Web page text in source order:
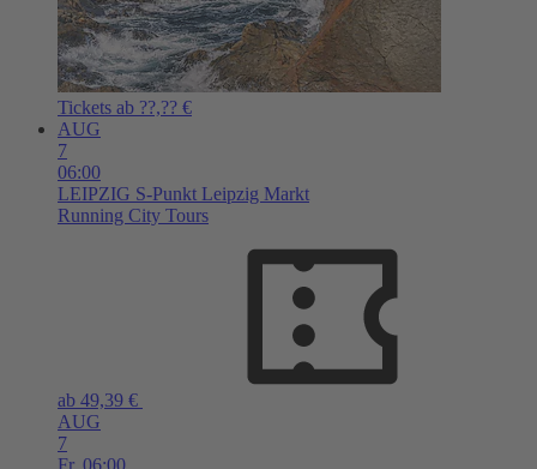
Tickets ab ??,?? €
AUG
7
06:00
LEIPZIG S-Punkt Leipzig Markt
Running City Tours
ab 49,39 €
AUG
7
Fr, 06:00